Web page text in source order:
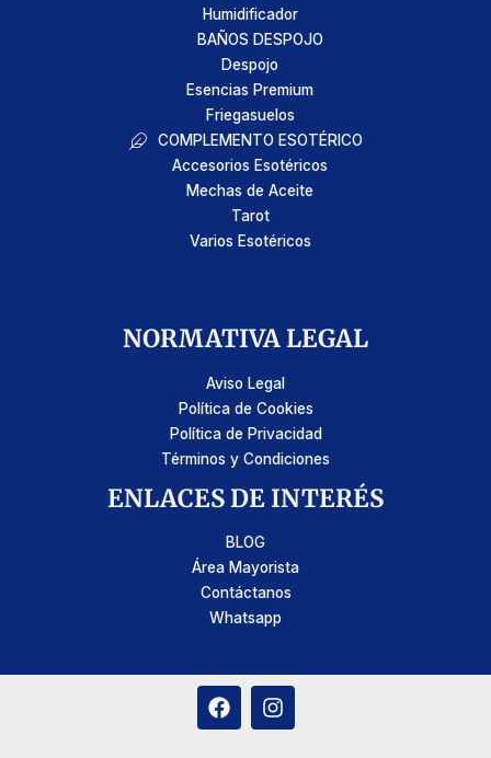
Humidificador
BAÑOS DESPOJO
Despojo
Esencias Premium
Friegasuelos
COMPLEMENTO ESOTÉRICO
Accesorios Esotéricos
Mechas de Aceite
Tarot
Varios Esotéricos
NORMATIVA LEGAL
Aviso Legal
Política de Cookies
Política de Privacidad
Términos y Condiciones
ENLACES DE INTERÉS
BLOG
Área Mayorista
Contáctanos
Whatsapp
F
a
I
n